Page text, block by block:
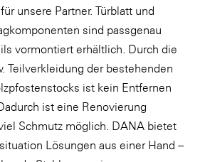
unsere Partner. Türblatt und
sind passgenau
vormontiert erhältlich. Durch die
Teilverkleidung der bestehenden
ist kein Entfernen
ist eine Renovierung
Schmutz möglich. DANA bietet
Lösungen aus einer Hand –